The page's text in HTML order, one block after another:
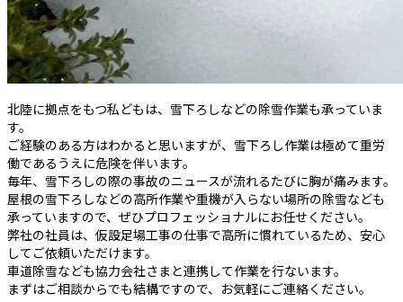
北陸に拠点をもつ私どもは、雪下ろしなどの除雪作業も承っていま
す。
ご経験のある方はわかると思いますが、雪下ろし作業は極めて重労
働であるうえに危険を伴います。
毎年、雪下ろしの際の事故のニュースが流れるたびに胸が痛みます。
屋根の雪下ろしなどの高所作業や重機が入らない場所の除雪なども
承っていますので、ぜひプロフェッショナルにお任せください。
弊社の社員は、仮設足場工事の仕事で高所に慣れているため、安心
してご依頼いただけます。
車道除雪なども協力会社さまと連携して作業を行ないます。
まずはご相談からでも結構ですので、お気軽にご連絡ください。